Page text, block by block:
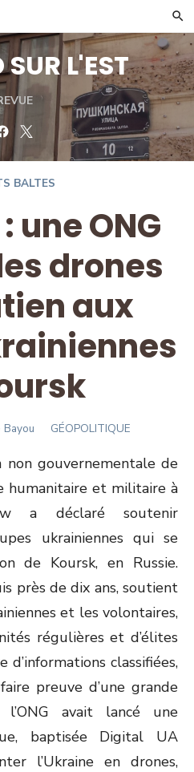
L'EST
FacebookTwitter
BALTES
une ONG
drones
aux
Bayou GÉOPOLITIQUE
non gouvernementale de
humanitaire et militaire à
a déclaré soutenir
ukrainiennes qui se
de Koursk, en Russie.
près de dix ans, soutient
et les volontaires,
régulières et d’élites
classifiées,
preuve d’une grande
avait lancé une
baptisée Digital UA
l’Ukraine en drones,